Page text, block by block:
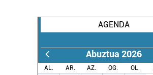
AGENDA
Abuztua 2026
AL. AR. AZ. OG. OL.